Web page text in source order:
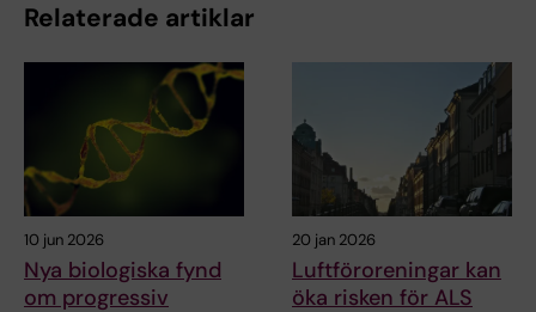
Relaterade artiklar
10 jun 2026
Nya biologiska fynd
om progressiv
20 jan 2026
Luftföroreningar kan
öka risken för ALS